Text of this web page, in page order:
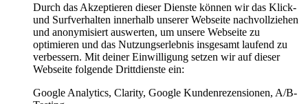
Durch das Akzeptieren dieser Dienste können wir das Klick-
und Surfverhalten innerhalb unserer Webseite nachvollziehen
und anonymisiert auswerten, um unsere Webseite zu
optimieren und das Nutzungserlebnis insgesamt laufend zu
verbessern. Mit deiner Einwilligung setzen wir auf dieser
Webseite folgende Drittdienste ein:
Google Analytics, Clarity, Google Kundenrezensionen, A/B-